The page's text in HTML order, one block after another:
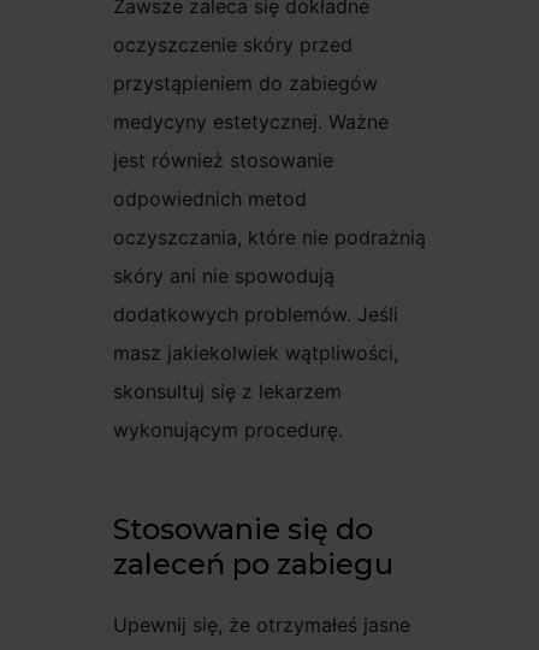
Zawsze zaleca się dokładne
oczyszczenie skóry przed
przystąpieniem do zabiegów
medycyny estetycznej. Ważne
jest również stosowanie
odpowiednich metod
oczyszczania, które nie podrażnią
skóry ani nie spowodują
dodatkowych problemów. Jeśli
masz jakiekolwiek wątpliwości,
skonsultuj się z lekarzem
wykonującym procedurę.
Stosowanie się do
zaleceń po zabiegu
Upewnij się, że otrzymałeś jasne